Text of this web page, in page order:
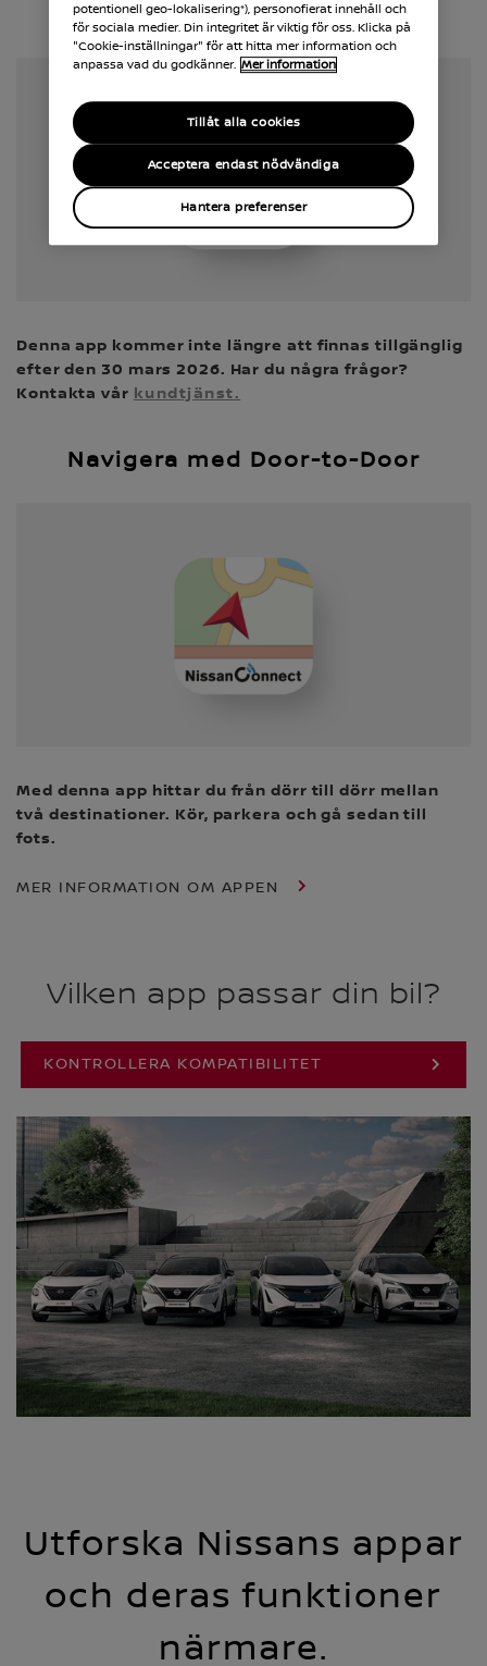
NissanConnect EV
Denna app kommer inte längre att finnas tillgänglig
efter den 30 mars 2026. Har du några frågor?
Kontakta vår kundtjänst.
Navigera med Door-to-Door
Med denna app hittar du från dörr till dörr mellan
två destinationer. Kör, parkera och gå sedan till
fots.
MER INFORMATION OM APPEN
Vilken app passar din bil?
KONTROLLERA KOMPATIBILITET
Utforska Nissans appar
och deras funktioner
närmare.
potentionell geo-lokalisering*), personofierat innehåll och
för sociala medier. Din integritet är viktig för oss. Klicka på
"Cookie-inställningar" för att hitta mer information och
anpassa vad du godkänner. Mer information
Hantera preferenser
Acceptera endast nödvändiga
Tillåt alla cookies